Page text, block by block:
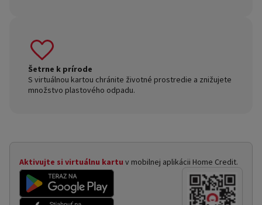
Šetrne k prírode
S virtuálnou kartou chránite životné prostredie a znižujete
množstvo plastového odpadu.
Aktivujte si virtuálnu kartu v mobilnej aplikácii Home Credit.